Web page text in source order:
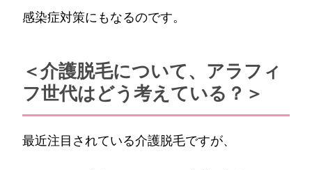
感染症対策にもなるのです。
＜介護脱毛について、アラフィ
フ世代はどう考えている？＞
最近注目されている介護脱毛ですが、